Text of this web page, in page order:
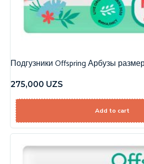
Подгузники Offspring Арбузы
275,000 UZS
Add to cart